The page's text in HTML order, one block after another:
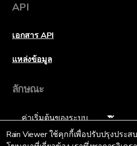
Rain Viewer ใช้คุกกี้เพื่อปรับปรุงปร
API
เอกสาร API
แหล่งข้อมูล
ลักษณะ
ภาษา